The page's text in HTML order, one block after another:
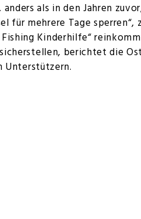
als in den Jahren
für mehrere Tage
Kinderhilfe“
berichtet die
Unterstützern.